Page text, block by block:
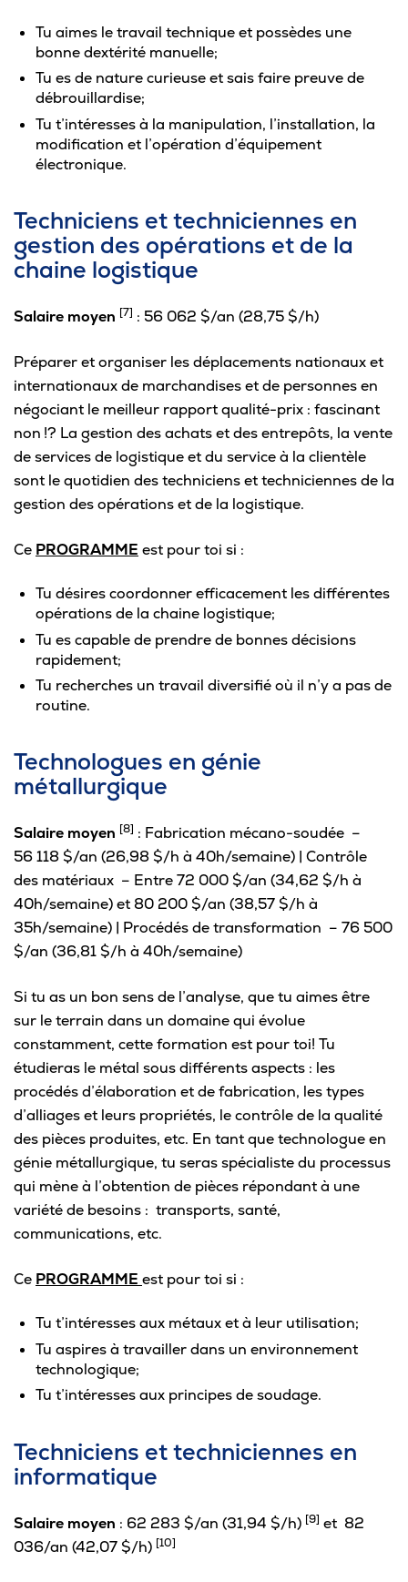
Tu aimes le travail technique et possèdes une
bonne dextérité manuelle;
Tu es de nature curieuse et sais faire preuve de
débrouillardise;
Tu t’intéresses à la manipulation, l’installation, la
modification et l’opération d’équipement
électronique.
Techniciens et techniciennes en
gestion des opérations et de la
chaine logistique
Salaire moyen [7] : 56 062 $/an (28,75 $/h)
Préparer et organiser les déplacements nationaux et
internationaux de marchandises et de personnes en
négociant le meilleur rapport qualité-prix : fascinant
non !? La gestion des achats et des entrepôts, la vente
de services de logistique et du service à la clientèle
sont le quotidien des techniciens et techniciennes de la
gestion des opérations et de la logistique.
Ce PROGRAMME est pour toi si :
Tu désires coordonner efficacement les différentes
opérations de la chaine logistique;
Tu es capable de prendre de bonnes décisions
rapidement;
Tu recherches un travail diversifié où il n’y a pas de
routine.
Technologues en génie
métallurgique
Salaire moyen [8] : Fabrication mécano-soudée –
56 118 $/an (26,98 $/h à 40h/semaine) | Contrôle
des matériaux – Entre 72 000 $/an (34,62 $/h à
40h/semaine) et 80 200 $/an (38,57 $/h à
35h/semaine) | Procédés de transformation – 76 500
$/an (36,81 $/h à 40h/semaine)
Si tu as un bon sens de l’analyse, que tu aimes être
sur le terrain dans un domaine qui évolue
constamment, cette formation est pour toi! Tu
étudieras le métal sous différents aspects : les
procédés d’élaboration et de fabrication, les types
d’alliages et leurs propriétés, le contrôle de la qualité
des pièces produites, etc. En tant que technologue en
génie métallurgique, tu seras spécialiste du processus
qui mène à l’obtention de pièces répondant à une
variété de besoins : transports, santé,
communications, etc.
Ce PROGRAMME est pour toi si :
Tu t’intéresses aux métaux et à leur utilisation;
Tu aspires à travailler dans un environnement
technologique;
Tu t’intéresses aux principes de soudage.
Techniciens et techniciennes en
informatique
Salaire moyen : 62 283 $/an (31,94 $/h) [9] et 82
036/an (42,07 $/h) [10]